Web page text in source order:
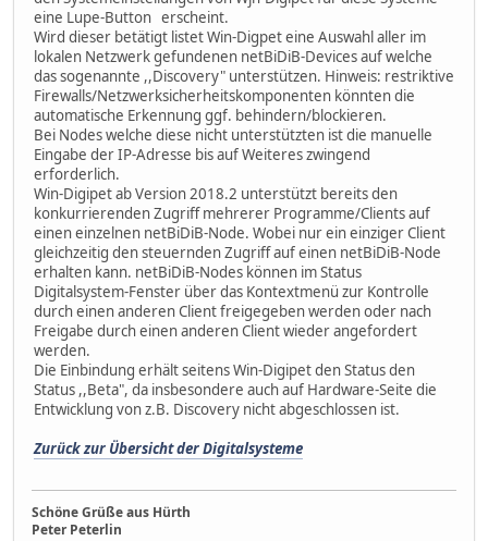
eine Lupe-Button erscheint.
Wird dieser betätigt listet Win-Digpet eine Auswahl aller im
lokalen Netzwerk gefundenen netBiDiB-Devices auf welche
das sogenannte ,,Discovery" unterstützen. Hinweis: restriktive
Firewalls/Netzwerksicherheitskomponenten könnten die
automatische Erkennung ggf. behindern/blockieren.
Bei Nodes welche diese nicht unterstützten ist die manuelle
Eingabe der IP-Adresse bis auf Weiteres zwingend
erforderlich.
Win-Digipet ab Version 2018.2 unterstützt bereits den
konkurrierenden Zugriff mehrerer Programme/Clients auf
einen einzelnen netBiDiB-Node. Wobei nur ein einziger Client
gleichzeitig den steuernden Zugriff auf einen netBiDiB-Node
erhalten kann. netBiDiB-Nodes können im Status
Digitalsystem-Fenster über das Kontextmenü zur Kontrolle
durch einen anderen Client freigegeben werden oder nach
Freigabe durch einen anderen Client wieder angefordert
werden.
Die Einbindung erhält seitens Win-Digipet den Status den
Status ,,Beta", da insbesondere auch auf Hardware-Seite die
Entwicklung von z.B. Discovery nicht abgeschlossen ist.
Zurück zur Übersicht der Digitalsysteme
Schöne Grüße aus Hürth
Peter Peterlin